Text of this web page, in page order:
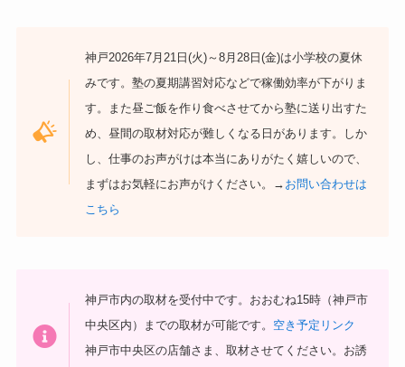
神戸2026年7月21日(火)～8月28日(金)は小学校の夏休
みです。塾の夏期講習対応などで稼働効率が下がりま
す。また昼ご飯を作り食べさせてから塾に送り出すた
め、昼間の取材対応が難しくなる日があります。しか
し、仕事のお声がけは本当にありがたく嬉しいので、
まずはお気軽にお声がけください。→ お問い合わせは
こちら
神戸市内の取材を受付中です。おおむね15時（神戸市
中央区内）までの取材が可能です。 空き予定リンク
神戸市中央区の店舗さま、取材させてください。お誘